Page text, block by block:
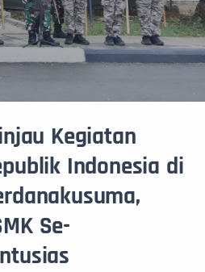
Kegiatan
Indonesia di
Se-